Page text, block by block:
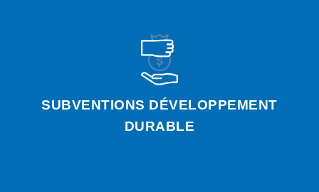
SUBVENTIONS DÉVELOPPEMENT
DURABLE